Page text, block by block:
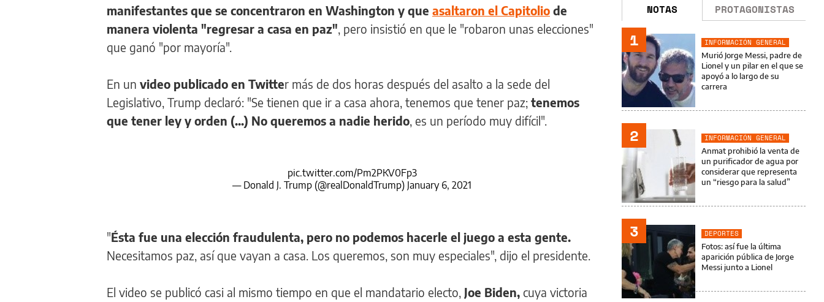
manifestantes que se concentraron en Washington y que asaltaron el Capitolio de
manera violenta "regresar a casa en paz" , pero insistió en que le "robaron unas elecciones"
que ganó "por mayoría".
En un video publicado en Twitter más de dos horas después del asalto a la sede del
Legislativo, Trump declaró: "Se tienen que ir a casa ahora, tenemos que tener paz; tenemos
que tener ley y orden (...) No queremos a nadie herido , es un período muy difícil".
pic.twitter.com/Pm2PKV0Fp3
— Donald J. Trump (@realDonaldTrump) January 6, 2021
"Ésta fue una elección fraudulenta, pero no podemos hacerle el juego a esta gente.
Necesitamos paz, así que vayan a casa. Los queremos, son muy especiales", dijo el presidente.
El video se publicó casi al mismo tiempo en que el mandatario electo, Joe Biden, cuya victoria
NOTAS PROTAGONISTAS
1
INFORMACIÓN GENERAL
Murió Jorge Messi, padre de
Lionel y un pilar en el que se
apoyó a lo largo de su
carrera
2
INFORMACIÓN GENERAL
Anmat prohibió la venta de
un purificador de agua por
considerar que representa
un “riesgo para la salud”
3
DEPORTES
Fotos: así fue la última
aparición pública de Jorge
Messi junto a Lionel